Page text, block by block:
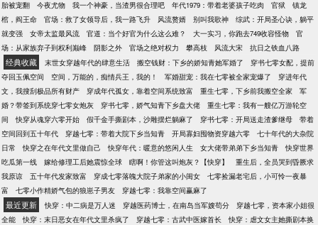
胎被宠翻
今夜尤物 我一个神豪，当渣男很合理吧 年代1979：带着老婆孩子吃肉 官狱
镇龙
棺，阎王命
官场：救了女领导后，我一路飞升 风流赘婿 别叫我歌神
综武：开局圣心诀，躺平
就变强
女帝太监最风流 官道：当个好官为什么这么难？ 大一实习，你跑去749收容怪物
官
场：从家族弃子到权利巅峰
阴影之外 官场之绝对权力 攀高枝 风流大宋 抗日之铁血八路
经典收藏 末世女穿越年代的肆意生活 搬空钱财：下乡的娇知青她军婚了
穿书七零女配，提前
夺回玉佩空间
空间，万能的，痴情兵王，我的！ 军婚甜宠：我在七零被全家宠爆了
穿进年代
文，我搜刮极品所有财产
穿成年代孤女，靠着空间系统致富 重生七零，下乡前我搬空全家
军
婚？带签到系统穿七零女炮灰
穿书七零，娇气知青下乡盘大佬
重生七零：我有一艘亿万游轮空
间
快穿从魂穿六零开始 假千金手撕剧本，沙雕摆烂躺麻了 穿书七零：开局送走渣爹继母
带着
空间回到五十年代
穿越七零：带着大院下乡当知青 开局寡妇囤物资穿越六零
七十年代的大杂院
日常
快穿之在年代文里做自己 快穿年代：暖意的悠闲人生 女大佬带弟弟下乡当知青
快穿世界
吃瓜第一线
嫁给修理工后她震惊全球 瞎啊！你管这叫炮灰？【快穿】
重生后，全员哭到昏厥求
我原谅
五十年代发家致富 穿成七零落魄大院子弟家的小闺女
七零捡漏老宅后，小可怜一夜暴
富
七零小作精娇气包的狼崽子男友 穿越七零：我靠空间赢麻了
最近更新 快穿：中二病是万人迷 穿越医药博士，在南岛当军嫂苟分
穿越七零，资本家小姐很
全能
快穿：末日恶女在年代文里杀疯了 穿越七零：古武中医嫁首长
快穿：虐文女主她撕剧本换